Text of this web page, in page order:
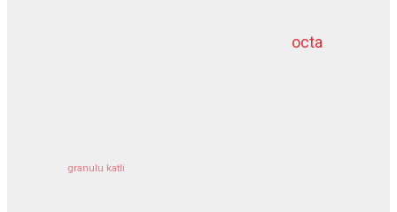
octa
granulu katli
dziļurbums